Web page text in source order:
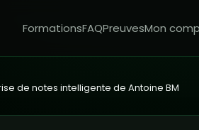
FormationsFAQPreuvesMon
de notes intelligente de Antoine BM